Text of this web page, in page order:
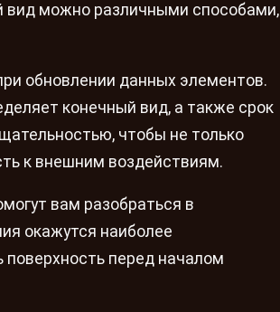
вид можно различными способами,
обновлении данных элементов.
конечный вид, а также срок
чтобы не только
к внешним воздействиям.
вам разобраться в
окажутся наиболее
перед началом